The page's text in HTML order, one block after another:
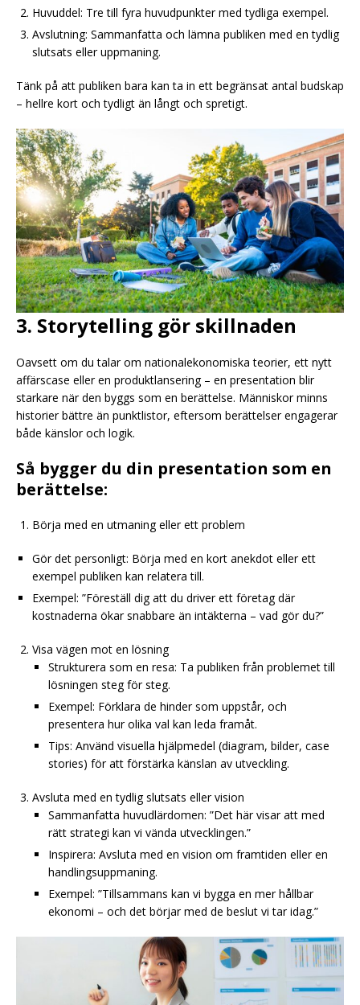
Huvuddel: Tre till fyra huvudpunkter med tydliga exempel.
Avslutning: Sammanfatta och lämna publiken med en tydlig
slutsats eller uppmaning.
Tänk på att publiken bara kan ta in ett begränsat antal budskap
– hellre kort och tydligt än långt och spretigt.
3. Storytelling gör skillnaden
Oavsett om du talar om nationalekonomiska teorier, ett nytt
affärscase eller en produktlansering – en presentation blir
starkare när den byggs som en berättelse. Människor minns
historier bättre än punktlistor, eftersom berättelser engagerar
både känslor och logik.
Så bygger du din presentation som en
berättelse:
Börja med en utmaning eller ett problem
Gör det personligt: Börja med en kort anekdot eller ett
exempel publiken kan relatera till.
Exempel: ”Föreställ dig att du driver ett företag där
kostnaderna ökar snabbare än intäkterna – vad gör du?”
Visa vägen mot en lösning
Strukturera som en resa: Ta publiken från problemet till
lösningen steg för steg.
Exempel: Förklara de hinder som uppstår, och
presentera hur olika val kan leda framåt.
Tips: Använd visuella hjälpmedel (diagram, bilder, case
stories) för att förstärka känslan av utveckling.
Avsluta med en tydlig slutsats eller vision
Sammanfatta huvudlärdomen: ”Det här visar att med
rätt strategi kan vi vända utvecklingen.”
Inspirera: Avsluta med en vision om framtiden eller en
handlingsuppmaning.
Exempel: ”Tillsammans kan vi bygga en mer hållbar
ekonomi – och det börjar med de beslut vi tar idag.”